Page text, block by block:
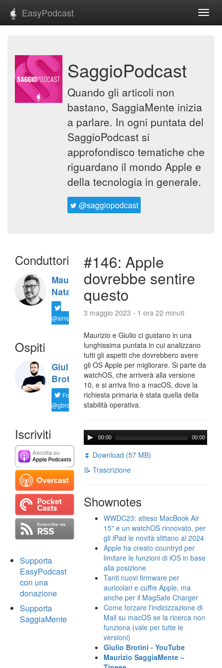
EasyPodcast
SaggioPodcast
Quando gli articoli non
bastano, SaggiaMente inizia
a parlare. In ogni puntata del
SaggioPodcast si
approfondisco tematiche che
riguardano il mondo Apple e
della tecnologia in generale.
@saggiopodcast
Conduttori
Maurizio
Natali
@simplemal
Ospiti
Giulio
Brotini
Follow
@gbrotiniyt
Iscriviti
Supporta
EasyPodcast
con una
donazione
Supporta
SaggiaMente
#146: Apple
dovrebbe sentire
questo
3 maggio 2023 - 1 ora 22 minuti
Maurizio e Giulio ci guidano in una
lunghissima puntata in cui analizzano
tutti gli aspetti che dovrebbero avere
gli OS Apple per migliorare. Si parte da
watchOS, che arriverà alla versione
10, e si arriva fino a macOS, dove la
richiesta primaria è stata quella della
stabilità operativa.
00:00 00:00
⏬ Download (57 MB)
📝 Trascrizione
Shownotes
WWDC23: atteso MacBook Air
15" e un watchOS rinnovato, per
gli iPad le novità slittano al 2024
Apple ha creato countryd per
limitare le funzioni di iOS in base
alla posizione
Tanti nuovi firmware per
auricolari e cuffie Apple, ma
anche per il MagSafe Charger
Come forzare l'indicizzazione di
Mail su macOS se la ricerca non
funziona (vale per tutte le
versioni)
Giulio Brotini - YouTube
Maurizio SaggiaMente –